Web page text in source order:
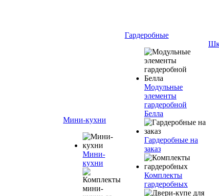
Мини-кухни
Мини-
кухни
Гардеробные
Модульные
элементы
гардеробной
Белла
Гардеробные на
заказ
Комплекты
гардеробных